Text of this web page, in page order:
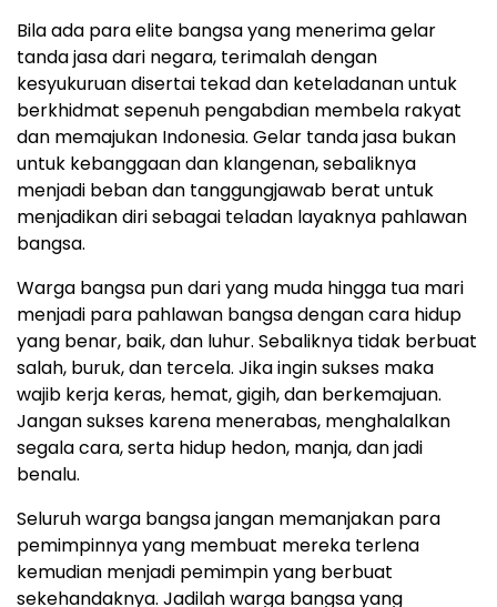
Bila ada para elite bangsa yang menerima gelar
tanda jasa dari negara, terimalah dengan
kesyukuruan disertai tekad dan keteladanan untuk
berkhidmat sepenuh pengabdian membela rakyat
dan memajukan Indonesia. Gelar tanda jasa bukan
untuk kebanggaan dan klangenan, sebaliknya
menjadi beban dan tanggungjawab berat untuk
menjadikan diri sebagai teladan layaknya pahlawan
bangsa.
Warga bangsa pun dari yang muda hingga tua mari
menjadi para pahlawan bangsa dengan cara hidup
yang benar, baik, dan luhur. Sebaliknya tidak berbuat
salah, buruk, dan tercela. Jika ingin sukses maka
wajib kerja keras, hemat, gigih, dan berkemajuan.
Jangan sukses karena menerabas, menghalalkan
segala cara, serta hidup hedon, manja, dan jadi
benalu.
Seluruh warga bangsa jangan memanjakan para
pemimpinnya yang membuat mereka terlena
kemudian menjadi pemimpin yang berbuat
sekehandaknya. Jadilah warga bangsa yang